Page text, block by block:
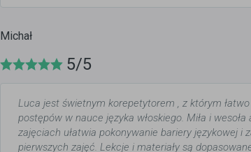
Michał
5/5
Luca jest świetnym korepetytorem , z którym
postępów w nauce języka włoskiego. Miła i
zajęciach ułatwia pokonywanie bariery językowej i
pierwszych zajęć. Lekcje i materiały są